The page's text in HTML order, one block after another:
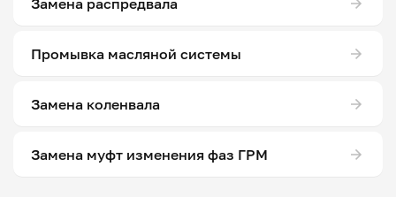
Промывка масляной системы
Замена коленвала
Замена муфт изменения фаз ГРМ